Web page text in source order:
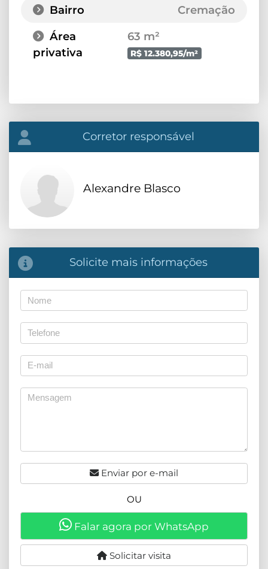
Bairro
Cremação
Área
privativa
63 m²
R$ 12.380,95/m²
Corretor responsável
Alexandre Blasco
Solicite mais informações
Enviar por e-mail
OU
Falar agora por WhatsApp
Solicitar visita